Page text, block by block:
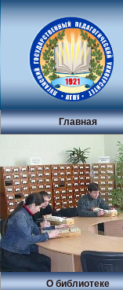
Главная
О библиотеке